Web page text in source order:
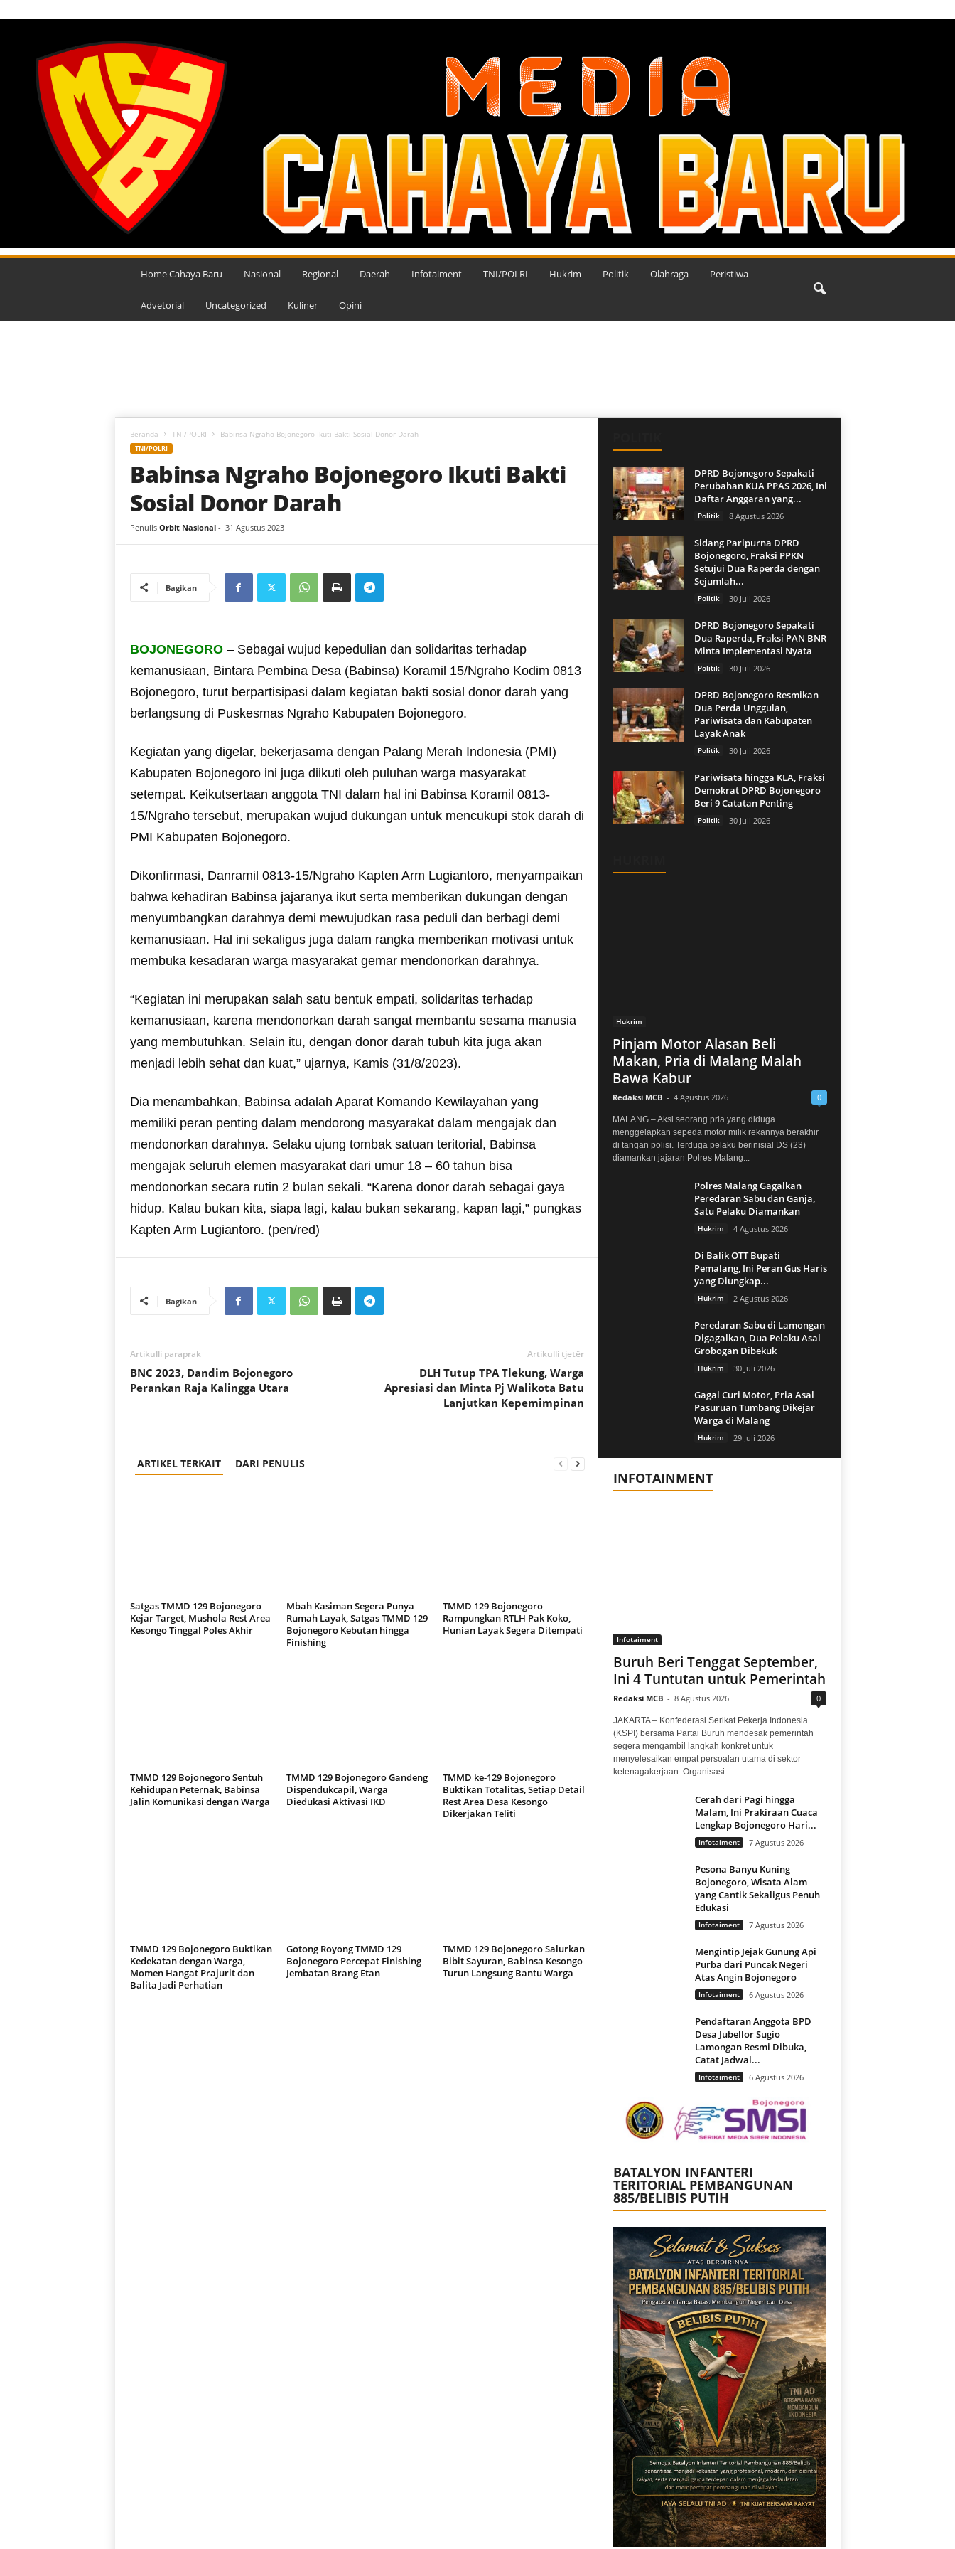
M
Home Cahaya Baru Nasional Regional Daerah Infotaiment TNI/POLRI Hukrim Politik Olahraga Peristiwa
Advetorial Uncategorized Kuliner Opini
Beranda TNI/POLRI Babinsa Ngraho Bojonegoro Ikuti Bakti Sosial Donor Darah
TNI/POLRI
Babinsa Ngraho Bojonegoro Ikuti Bakti
Sosial Donor Darah
Penulis Orbit Nasional- 31 Agustus 2023
Bagikan
BOJONEGORO– Sebagai wujud kepedulian dan solidaritas terhadap
kemanusiaan, Bintara Pembina Desa (Babinsa) Koramil 15/Ngraho Kodim 0813
Bojonegoro, turut berpartisipasi dalam kegiatan bakti sosial donor darah yang
berlangsung di Puskesmas Ngraho Kabupaten Bojonegoro.
Kegiatan yang digelar, bekerjasama dengan Palang Merah Indonesia (PMI)
Kabupaten Bojonegoro ini juga diikuti oleh puluhan warga masyarakat
setempat. Keikutsertaan anggota TNI dalam hal ini Babinsa Koramil 0813-
15/Ngraho tersebut, merupakan wujud dukungan untuk mencukupi stok darah di
PMI Kabupaten Bojonegoro.
Dikonfirmasi, Danramil 0813-15/Ngraho Kapten Arm Lugiantoro, menyampaikan
bahwa kehadiran Babinsa jajaranya ikut serta memberikan dukungan dengan
menyumbangkan darahnya demi mewujudkan rasa peduli dan berbagi demi
kemanusiaan. Hal ini sekaligus juga dalam rangka memberikan motivasi untuk
membuka kesadaran warga masyarakat gemar mendonorkan darahnya.
“Kegiatan ini merupakan salah satu bentuk empati, solidaritas terhadap
kemanusiaan, karena mendonorkan darah sangat membantu sesama manusia
yang membutuhkan. Selain itu, dengan donor darah tubuh kita juga akan
menjadi lebih sehat dan kuat,” ujarnya, Kamis (31/8/2023).
Dia menambahkan, Babinsa adalah Aparat Komando Kewilayahan yang
memiliki peran penting dalam mendorong masyarakat dalam mengajak dan
mendonorkan darahnya. Selaku ujung tombak satuan teritorial, Babinsa
mengajak seluruh elemen masyarakat dari umur 18 – 60 tahun bisa
mendonorkan secara rutin 2 bulan sekali. “Karena donor darah sebagai gaya
hidup. Kalau bukan kita, siapa lagi, kalau bukan sekarang, kapan lagi,” pungkas
Kapten Arm Lugiantoro. (pen/red)
Bagikan
Artikulli paraprak
BNC 2023, Dandim Bojonegoro
Perankan Raja Kalingga Utara
Artikulli tjetër
DLH Tutup TPA Tlekung, Warga
Apresiasi dan Minta Pj Walikota Batu
Lanjutkan Kepemimpinan
ARTIKEL TERKAIT DARI PENULIS
Satgas TMMD 129 Bojonegoro
Kejar Target, Mushola Rest Area
Kesongo Tinggal Poles Akhir
Mbah Kasiman Segera Punya
Rumah Layak, Satgas TMMD 129
Bojonegoro Kebutan hingga
Finishing
TMMD 129 Bojonegoro
Rampungkan RTLH Pak Koko,
Hunian Layak Segera Ditempati
TMMD 129 Bojonegoro Sentuh
Kehidupan Peternak, Babinsa
Jalin Komunikasi dengan Warga
TMMD 129 Bojonegoro Gandeng
Dispendukcapil, Warga
Diedukasi Aktivasi IKD
TMMD ke-129 Bojonegoro
Buktikan Totalitas, Setiap Detail
Rest Area Desa Kesongo
Dikerjakan Teliti
TMMD 129 Bojonegoro Buktikan
Kedekatan dengan Warga,
Momen Hangat Prajurit dan
Balita Jadi Perhatian
Gotong Royong TMMD 129
Bojonegoro Percepat Finishing
Jembatan Brang Etan
TMMD 129 Bojonegoro Salurkan
Bibit Sayuran, Babinsa Kesongo
Turun Langsung Bantu Warga
DPRD Bojonegoro Sepakati
Perubahan KUA PPAS 2026, Ini
Daftar Anggaran yang...
Politik 8 Agustus 2026
Sidang Paripurna DPRD
Bojonegoro, Fraksi PPKN
Setujui Dua Raperda dengan
Sejumlah...
Politik 30 Juli 2026
DPRD Bojonegoro Sepakati
Dua Raperda, Fraksi PAN BNR
Minta Implementasi Nyata
Politik 30 Juli 2026
DPRD Bojonegoro Resmikan
Dua Perda Unggulan,
Pariwisata dan Kabupaten
Layak Anak
Politik 30 Juli 2026
Pariwisata hingga KLA, Fraksi
Demokrat DPRD Bojonegoro
Beri 9 Catatan Penting
Politik 30 Juli 2026
Hukrim
Pinjam Motor Alasan Beli
Makan, Pria di Malang Malah
Bawa Kabur
Redaksi MCB - 4 Agustus 2026 0
MALANG – Aksi seorang pria yang diduga
menggelapkan sepeda motor milik rekannya berakhir
di tangan polisi. Terduga pelaku berinisial DS (23)
diamankan jajaran Polres Malang...
Polres Malang Gagalkan
Peredaran Sabu dan Ganja,
Satu Pelaku Diamankan
Hukrim 4 Agustus 2026
Di Balik OTT Bupati
Pemalang, Ini Peran Gus Haris
yang Diungkap...
Hukrim 2 Agustus 2026
Peredaran Sabu di Lamongan
Digagalkan, Dua Pelaku Asal
Grobogan Dibekuk
Hukrim 30 Juli 2026
Gagal Curi Motor, Pria Asal
Pasuruan Tumbang Dikejar
Warga di Malang
Hukrim 29 Juli 2026
INFOTAINMENT
Infotaiment
Buruh Beri Tenggat September,
Ini 4 Tuntutan untuk Pemerintah
Redaksi MCB - 8 Agustus 2026 0
JAKARTA – Konfederasi Serikat Pekerja Indonesia
(KSPI) bersama Partai Buruh mendesak pemerintah
segera mengambil langkah konkret untuk
menyelesaikan empat persoalan utama di sektor
ketenagakerjaan. Organisasi...
Cerah dari Pagi hingga
Malam, Ini Prakiraan Cuaca
Lengkap Bojonegoro Hari...
Infotaiment 7 Agustus 2026
Pesona Banyu Kuning
Bojonegoro, Wisata Alam
yang Cantik Sekaligus Penuh
Edukasi
Infotaiment 7 Agustus 2026
Mengintip Jejak Gunung Api
Purba dari Puncak Negeri
Atas Angin Bojonegoro
Infotaiment 6 Agustus 2026
Pendaftaran Anggota BPD
Desa Jubellor Sugio
Lamongan Resmi Dibuka,
Catat Jadwal...
Infotaiment 6 Agustus 2026
BATALYON INFANTERI
TERITORIAL PEMBANGUNAN
885/BELIBIS PUTIH